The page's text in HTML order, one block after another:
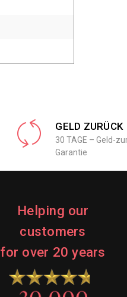
GELD ZURÜCK
30 TAGE – Geld-
Garantie
Helping our
customers
for over 20 years